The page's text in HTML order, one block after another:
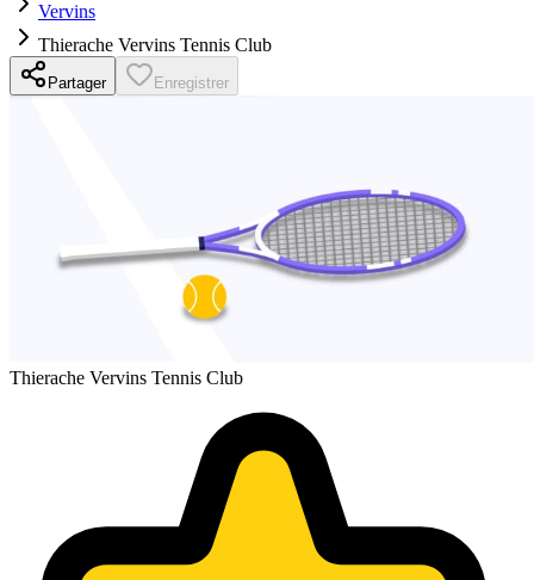
Vervins
Thierache Vervins Tennis Club
Partager Enregistrer
Thierache Vervins Tennis Club